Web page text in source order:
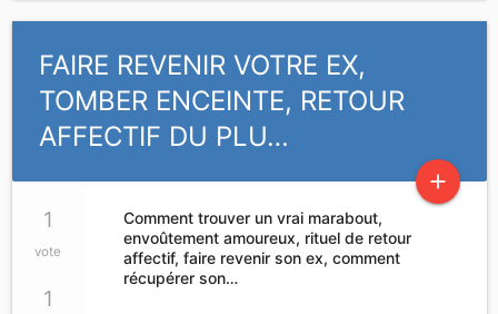
FAIRE REVENIR VOTRE EX,
TOMBER ENCEINTE, RETOUR
AFFECTIF DU PLU…
add
1
vote
1
Comment trouver un vrai marabout,
envoûtement amoureux, rituel de retour
affectif, faire revenir son ex, comment
récupérer son…